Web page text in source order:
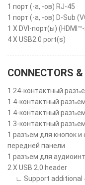
1 порт (-а, -ов) RJ-45
1 порт (-а, -ов) D-Sub
1 X DVI-порт(ы)
4 X USB2.0 port(s)
CONNECTORS &
1 24-контактный
1 4-контактный
1 4-контактный
1 3-контактный
1 разъем для кнопок
передней панели
1 разъем для
2 X USB 2.0 header
∟ Support additional